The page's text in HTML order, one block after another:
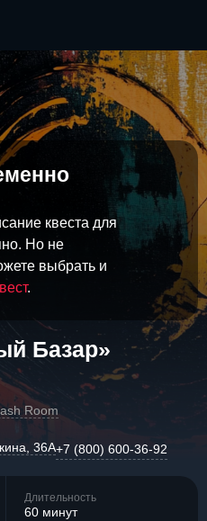
квеста для
Но не
выбрать и
.
Базар»
Room
36А+7 (800) 600-36-92
Длительность
60 минут